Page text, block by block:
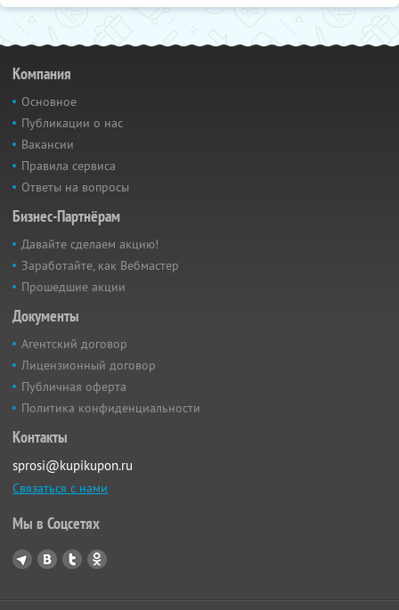
Компания
Основное
Публикации о нас
Вакансии
Правила сервиса
Ответы на вопросы
Бизнес-Партнёрам
Давайте сделаем акцию!
Заработайте, как Вебмастер
Прошедшие акции
Документы
Агентский договор
Лицензионный договор
Публичная оферта
Политика конфиденциальности
Контакты
sprosi@kupikupon.ru
Связаться с нами
Мы в Соцсетях